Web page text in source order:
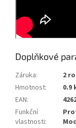
Doplňkové
Záruka:
2
Hmotnost:
0.9
EAN:
Funkční
vlastnosti: